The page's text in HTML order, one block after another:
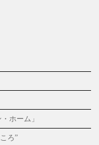
ホーム」
ろ”